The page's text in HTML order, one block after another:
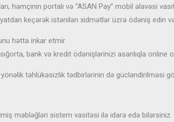
həmçinin portalı və “ASAN Pay” mobil əlavəsi
keçərək istənilən xidmətlər üzrə ödəniş edin
hətta inkar etmir
bank və kredit ödənişlərinizi asanlıqla online
təhlükəsizlik tədbirlərinin də gücləndirilməsi
məbləğləri sistem vasitəsi ilə idarə edə bilərsiniz.